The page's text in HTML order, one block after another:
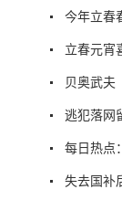
今年立春
立春元宵
贝奥武夫
逃犯落网
每日热点
失去国补